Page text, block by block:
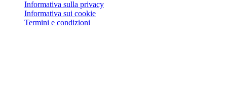
Informativa sulla privacy
Informativa sui cookie
Termini e condizioni